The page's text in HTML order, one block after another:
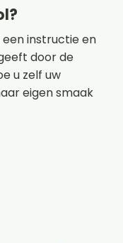
instructie en
door de
u zelf uw
eigen smaak